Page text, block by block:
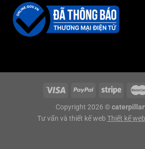
Copyright 2026 ©
Tư vấn và thiết kế web Thiết kế